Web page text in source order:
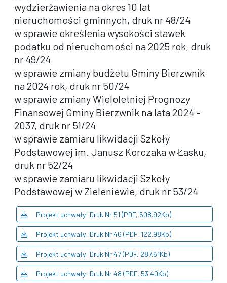
wydzierżawienia na okres 10 lat
nieruchomości gminnych, druk nr 48/24
w sprawie określenia wysokości stawek
podatku od nieruchomości na 2025 rok, druk
nr 49/24
w sprawie zmiany budżetu Gminy Bierzwnik
na 2024 rok, druk nr 50/24
w sprawie zmiany Wieloletniej Prognozy
Finansowej Gminy Bierzwnik na lata 2024 –
2037, druk nr 51/24
w sprawie zamiaru likwidacji Szkoły
Podstawowej im. Janusz Korczaka w Łasku,
druk nr 52/24
w sprawie zamiaru likwidacji Szkoły
Podstawowej w Zieleniewie, druk nr 53/24
Projekt uchwały: Druk Nr 51 (PDF, 508.92Kb)
Projekt uchwały: Druk Nr 46 (PDF, 122.98Kb)
Projekt uchwały: Druk Nr 47 (PDF, 287.61Kb)
Projekt uchwały: Druk Nr 48 (PDF, 53.40Kb)